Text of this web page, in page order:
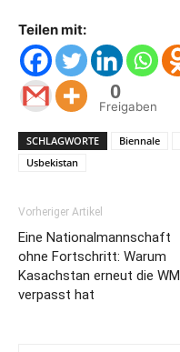
Teilen mit:
0
Freigaben
SCHLAGWORTE Biennale
Usbekistan
Vorheriger Artikel
Eine Nationalmannschaft
ohne Fortschritt: Warum
Kasachstan erneut die WM
verpasst hat